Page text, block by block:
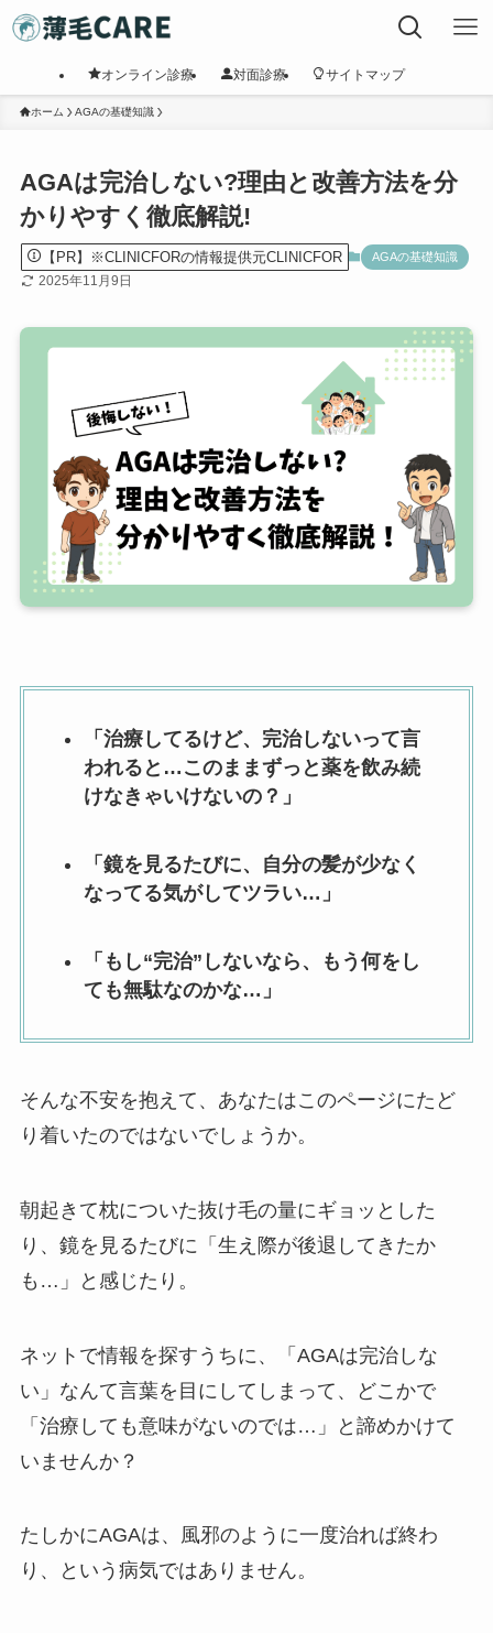
オンライン診療 対面診療 サイトマップ
ホーム AGAの基礎知識
AGAは完治しない?理由と改善方法を分
かりやすく徹底解説!
【PR】※CLINICFORの情報提供元CLINICFOR AGAの基礎知識
2025年11月9日
「治療してるけど、完治しないって言
われると…このままずっと薬を飲み続
けなきゃいけないの？」
「鏡を見るたびに、自分の髪が少なく
なってる気がしてツラい…」
「もし“完治”しないなら、もう何をし
ても無駄なのかな…」
そんな不安を抱えて、あなたはこのページにたど
り着いたのではないでしょうか。
朝起きて枕についた抜け毛の量にギョッとした
り、鏡を見るたびに「生え際が後退してきたか
も…」と感じたり。
ネットで情報を探すうちに、「AGAは完治しな
い」なんて言葉を目にしてしまって、どこかで
「治療しても意味がないのでは…」と諦めかけて
いませんか？
たしかにAGAは、風邪のように一度治れば終わ
り、という病気ではありません。